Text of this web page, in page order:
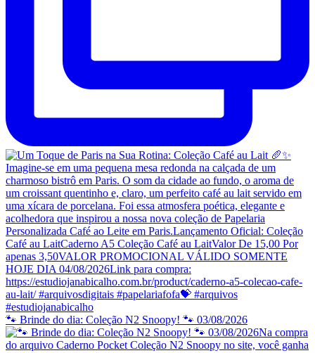
🐾 Brinde do dia: Coleção N2 Snoopy! 🐾 03/08/2026